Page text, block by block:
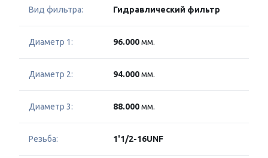
Вид фильтра: Гидравлический фильтр
Диаметр 1: 96.000мм.
Диаметр 2: 94.000мм.
Диаметр 3: 88.000мм.
Резьба: 1'1/2-16UNF